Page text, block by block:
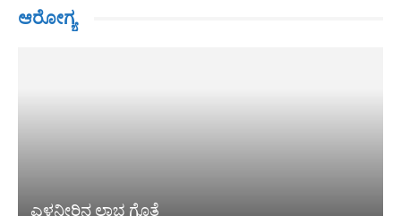
ಆರೋಗ್ಯ
ಎಳನೀರಿನ ಲಾಭ ಗೊತ್ತೆ